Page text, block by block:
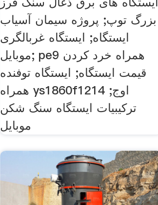
بزرگ توپ; پروژه سیمان آسیاب
ایستگاه; ایستگاه غربالگری
موبایل; pe9 همراه خرد کردن
قیمت ایستگاه; ایستگاه توفنده
همراه ys1860f1214 اوج;
ترکیبیات ایستگاه سنگ شکن
موبایل